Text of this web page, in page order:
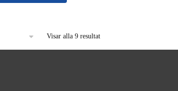
Visar alla 9 resultat